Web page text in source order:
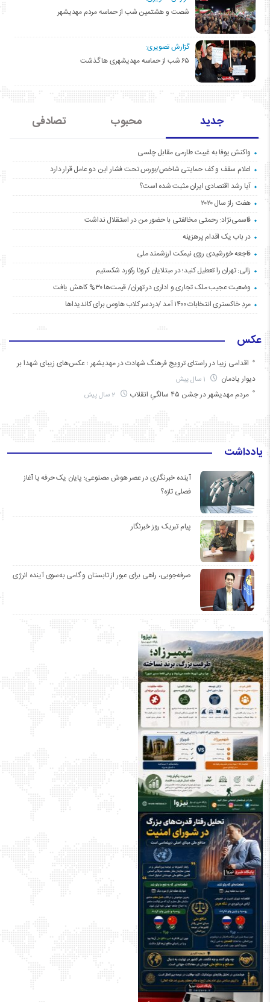
شصت و هشتمین شب از حماسه مردم مهدیشهر
گزارش تصویری:
۶۵ شب از حماسه مهدیشهری ها گذشت
جدید محبوب تصادفی
واکنش یوفا به غیبت طارمی مقابل چلسی
اعلام سقف و کف حمایتی شاخص/بورس تحت فشار این دو عامل قرار دارد
آیا رشد اقتصادی ایران مثبت شده است؟
هفت راز سال ۲۰۲۰
قاسمی‌نژاد: رحمتی مخالفتی با حضور من در استقلال نداشت
در باب یک اقدام پرهزینه
فاجعه خورشیدی روی نیمکت ارزشمند ملی
زالی: تهران را تعطیل کنید؛ در مبتلایان کرونا رکورد شکستیم
وضعیت عجیب ملک تجاری و اداری در تهران/ قیمت‌ها ۳۰% کاهش یافت
مردِ خاکستری انتخابات ۱۴۰۰ آمد /دردسر کلاب هاوس برای کاندیداها
عکس
اقدامی زیبا در راستای ترویج فرهنگ شهادت در مهدیشهر ؛ عکس‌های زیبای شهدا بر
دیوار یادمان
مردم مهدیشهر در جشن ۴۵ سالگیِ انقلاب
یادداشت
آینده خبرنگاری در عصر هوش مصنوعی؛ پایان یک حرفه یا آغاز
فصلی تازه؟
پیام تبریک روز خبرنگار
صرفه‌جویی، راهی برای عبور از تابستان و گامی به‌سوی آینده انرژی